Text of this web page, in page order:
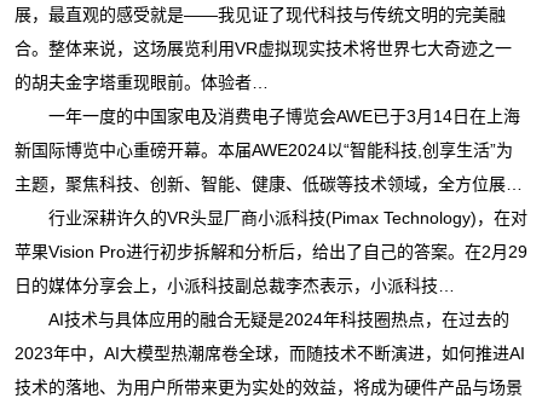
展，最直观的感受就是——我见证了现代科技与传统文明的完美融
合。整体来说，这场展览利用VR虚拟现实技术将世界七大奇迹之一
的胡夫金字塔重现眼前。体验者…
一年一度的中国家电及消费电子博览会AWE已于3月14日在上海
新国际博览中心重磅开幕。本届AWE2024以“智能科技,创享生活”为
主题，聚焦科技、创新、智能、健康、低碳等技术领域，全方位展…
行业深耕许久的VR头显厂商小派科技(Pimax Technology)，在对
苹果Vision Pro进行初步拆解和分析后，给出了自己的答案。在2月29
日的媒体分享会上，小派科技副总裁李杰表示，小派科技…
AI技术与具体应用的融合无疑是2024年科技圈热点，在过去的
2023年中，AI大模型热潮席卷全球，而随技术不断演进，如何推进AI
技术的落地、为用户所带来更为实处的效益，将成为硬件产品与场景